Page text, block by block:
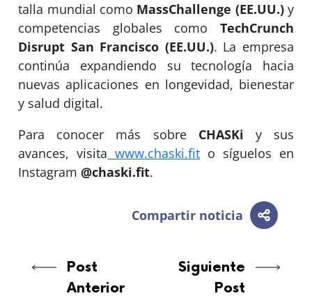
talla mundial como MassChallenge (EE.UU.)y
competencias globales como TechCrunch
Disrupt San Francisco (EE.UU.). La empresa
continúa expandiendo su tecnología hacia
nuevas aplicaciones en longevidad, bienestar
y salud digital.
Para conocer más sobre CHASKi y sus
avances, visita www.chaski.fit o síguelos en
Instagram @chaski.fit.
Compartir noticia
Post
Anterior
Siguiente
Post